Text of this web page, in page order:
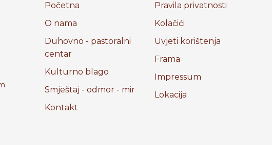
Početna
O nama
Duhovno - pastoralni
centar
Kulturno blago
Smještaj - odmor - mir
Kontakt
Pravila privatnosti
Kolačići
Uvjeti korištenja
Frama
Impressum
Lokacija